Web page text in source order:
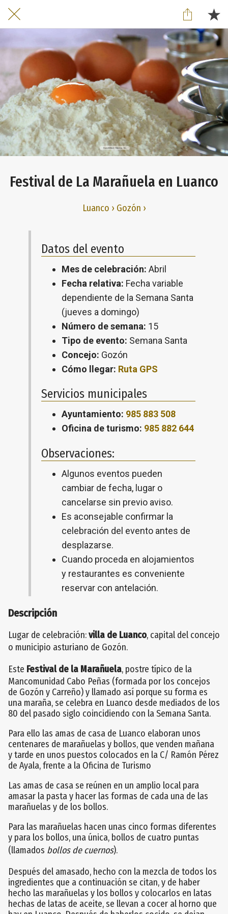
Festival de La Marañuela en Luanco
Luanco › Gozón ›
Datos del evento
Mes de celebración: Abril
Fecha relativa: Fecha variable
dependiente de la Semana Santa
(jueves a domingo)
Número de semana: 15
Tipo de evento: Semana Santa
Concejo: Gozón
Cómo llegar: Ruta GPS
Servicios municipales
Ayuntamiento: 985 883 508
Oficina de turismo: 985 882 644
Observaciones:
Algunos eventos pueden
cambiar de fecha, lugar o
cancelarse sin previo aviso.
Es aconsejable confirmar la
celebración del evento antes de
desplazarse.
Cuando proceda en alojamientos
y restaurantes es conveniente
reservar con antelación.
Descripción
Lugar de celebración:villa de Luanco, capital del concejo
o municipio asturiano de Gozón.
Este Festival de la Marañuela, postre típico de la
Mancomunidad Cabo Peñas (formada por los concejos
de Gozón y Carreño) y llamado así porque su forma es
una maraña, se celebra en Luanco desde mediados de los
80 del pasado siglo coincidiendo con la Semana Santa.
Para ello las amas de casa de Luanco elaboran unos
centenares de marañuelas y bollos, que venden mañana
y tarde en unos puestos colocados en la C/ Ramón Pérez
de Ayala, frente a la Oficina de Turismo
Las amas de casa se reúnen en un amplio local para
amasar la pasta y hacer las formas de cada una de las
marañuelas y de los bollos.
Para las marañuelas hacen unas cinco formas diferentes
y para los bollos, una única, bollos de cuatro puntas
(llamados bollos de cuernos).
Después del amasado, hecho con la mezcla de todos los
ingredientes que a continuación se citan, y de haber
hecho las marañuelas y los bollos y colocarlos en latas
hechas de latas de aceite, se llevan a cocer al horno que